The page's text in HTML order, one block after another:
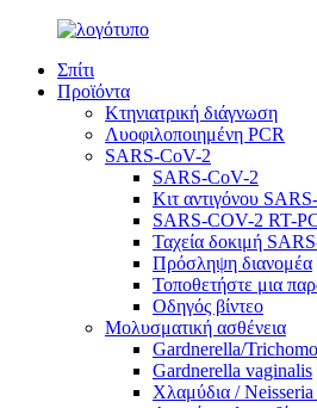
Σπίτι
Προϊόντα
Κτηνιατρική διάγνωση
Λυοφιλοποιημένη PCR
SARS-CoV-2
SARS-CoV-2
Κιτ αντιγόνου
SARS-COV-2 RT-
Ταχεία δοκιμή
Πρόσληψη διανομέα
Τοποθετήστε μια
Οδηγός βίντεο
Μολυσματική ασθένεια
Gardnerella/
Gardnerella vaginalis
Χλαμύδια /